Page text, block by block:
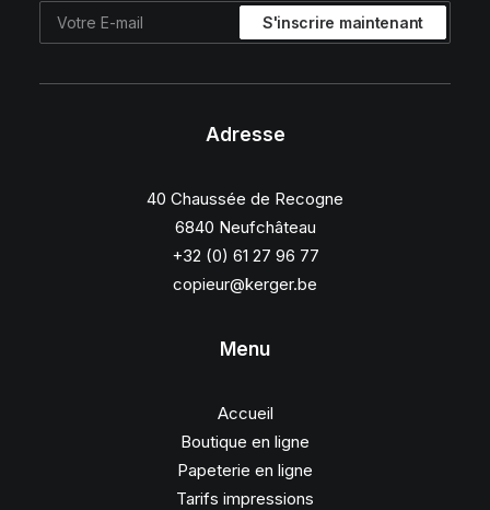
Adresse
40 Chaussée de Recogne
6840 Neufchâteau
+32 (0) 61 27 96 77
copieur@kerger.be
Menu
Accueil
Boutique en ligne
Papeterie en ligne
Tarifs impressions